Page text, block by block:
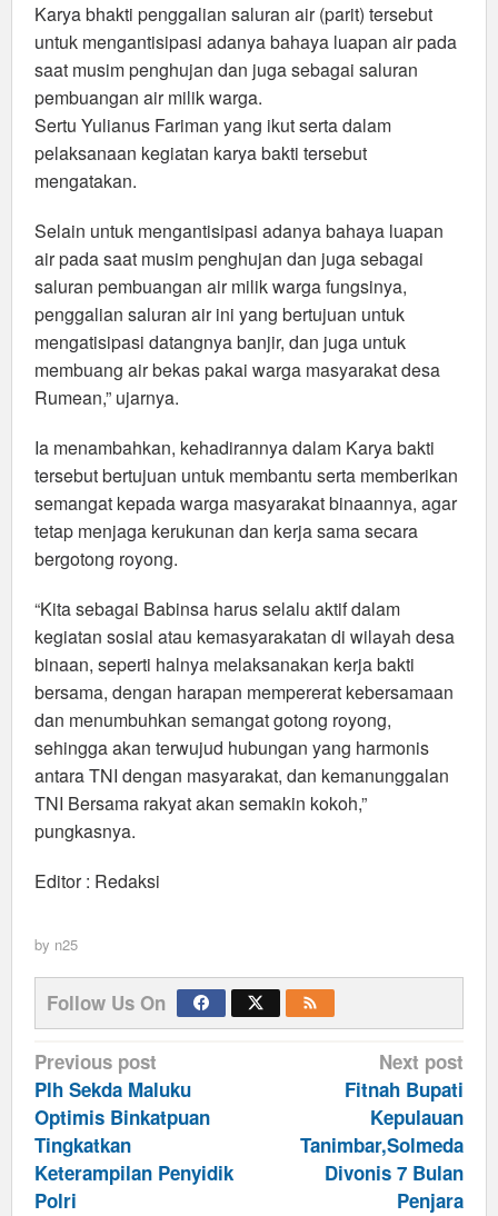
Karya bhakti penggalian saluran air (parit) tersebut
untuk mengantisipasi adanya bahaya luapan air pada
saat musim penghujan dan juga sebagai saluran
pembuangan air milik warga.
Sertu Yulianus Fariman yang ikut serta dalam
pelaksanaan kegiatan karya bakti tersebut
mengatakan.
Selain untuk mengantisipasi adanya bahaya luapan
air pada saat musim penghujan dan juga sebagai
saluran pembuangan air milik warga fungsinya,
penggalian saluran air ini yang bertujuan untuk
mengatisipasi datangnya banjir, dan juga untuk
membuang air bekas pakai warga masyarakat desa
Rumean,” ujarnya.
Ia menambahkan, kehadirannya dalam Karya bakti
tersebut bertujuan untuk membantu serta memberikan
semangat kepada warga masyarakat binaannya, agar
tetap menjaga kerukunan dan kerja sama secara
bergotong royong.
“Kita sebagai Babinsa harus selalu aktif dalam
kegiatan sosial atau kemasyarakatan di wilayah desa
binaan, seperti halnya melaksanakan kerja bakti
bersama, dengan harapan mempererat kebersamaan
dan menumbuhkan semangat gotong royong,
sehingga akan terwujud hubungan yang harmonis
antara TNI dengan masyarakat, dan kemanunggalan
TNI Bersama rakyat akan semakin kokoh,”
pungkasnya.
Editor : Redaksi
by n25
Follow Us On
Post
navigation
Previous post
Plh Sekda Maluku
Optimis Binkatpuan
Tingkatkan
Keterampilan Penyidik
Polri
Next post
Fitnah Bupati
Kepulauan
Tanimbar,Solmeda
Divonis 7 Bulan
Penjara